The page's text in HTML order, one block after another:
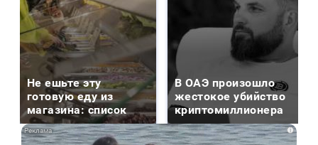
Не ешьте эту
готовую еду из
магазина: список
В ОАЭ произошло
жестокое убийство
криптомиллионера
i